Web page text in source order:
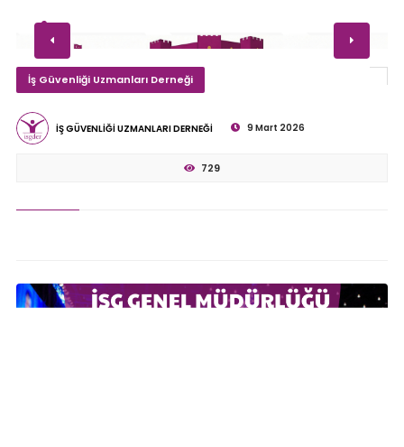
İş Güvenliği Uzmanları Derneği
İŞ GÜVENLİĞİ UZMANLARI DERNEĞİ 9 Mart 2026
729